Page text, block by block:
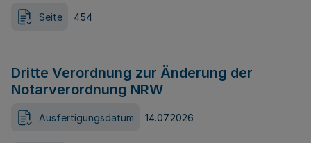
Seite 454
Dritte Verordnung zur Änderung der
Notarverordnung NRW
Ausfertigungsdatum 14.07.2026